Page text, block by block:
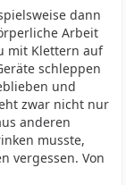
dann
Arbeit
mit Klettern auf
schleppen
und
zwar nicht nur
anderen
musste,
vergessen. Von